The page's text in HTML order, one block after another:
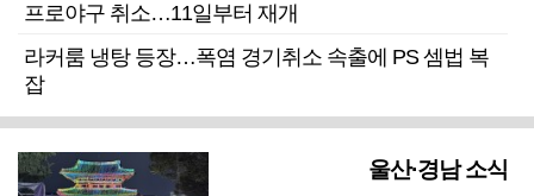
프로야구 취소…11일부터 재개
라커룸 냉탕 등장…폭염 경기취소 속출에 PS 셈법 복
잡
울산·경남 소식